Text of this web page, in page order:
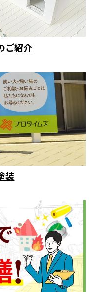
ご紹介
装